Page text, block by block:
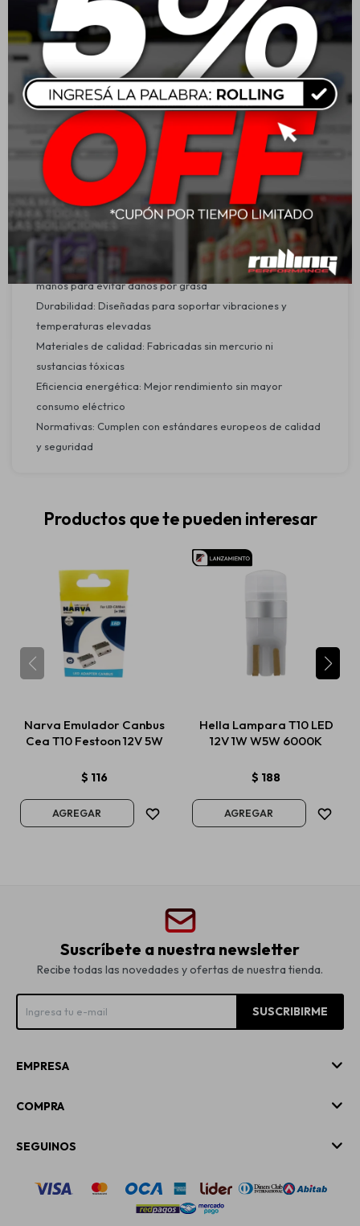
Tipo de base: H3 / PK22s
Temperatura de color: 4500K (blanco brillante estilo
xenón)
Tecnología alemana: Calidad y precisión garantizadas
Estética moderna: Luz blanca intensa con efecto xenón
Instalación sencilla: Reemplazo directo de bombillas
halógenas estándar
Aplicaciones:
Faros delanteros principales y auxiliares
Luces de largo alcance o carretera
Compatible con vehículos que utilizan lámparas H3 (PK22s)
Seguridad y medio ambiente:
Instalación segura: Asegurarse de no tocar el bulbo con las
manos para evitar daños por grasa
Durabilidad: Diseñadas para soportar vibraciones y
temperaturas elevadas
Materiales de calidad: Fabricadas sin mercurio ni
sustancias tóxicas
Eficiencia energética: Mejor rendimiento sin mayor
consumo eléctrico
Normativas: Cumplen con estándares europeos de calidad
y seguridad
Productos que te pueden interesar
Narva Emulador Canbus
Cea T10 Festoon 12V 5W
$ 116
Hella Lampara T10 LED
12V 1W W5W 6000K
$ 188
Suscríbete a nuestra newsletter
Recibe todas las novedades y ofertas de nuestra tienda.
SUSCRIBIRME
EMPRESA
COMPRA
SEGUINOS